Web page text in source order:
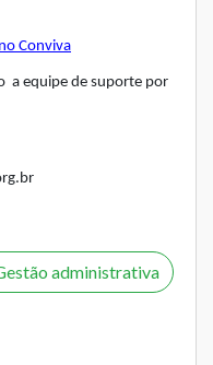
Conviva
a equipe de suporte por
administrativa